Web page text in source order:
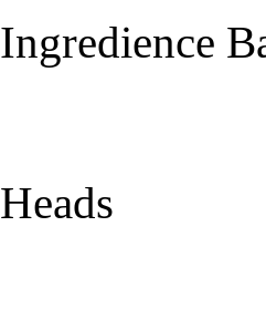
Ingredience
Heads